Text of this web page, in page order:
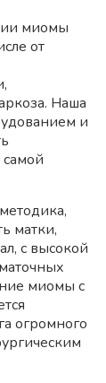
миомы
от
Наша
и
матки,
с высокой
миомы с
огромного